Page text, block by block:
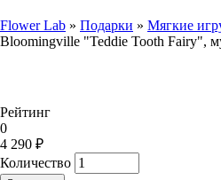
Вы здесь
Flower Lab » Подарки » Мягкие
Bloomingville "Teddie Tooth Fairy",
Рейтинг
0
4 290 ₽
Количество